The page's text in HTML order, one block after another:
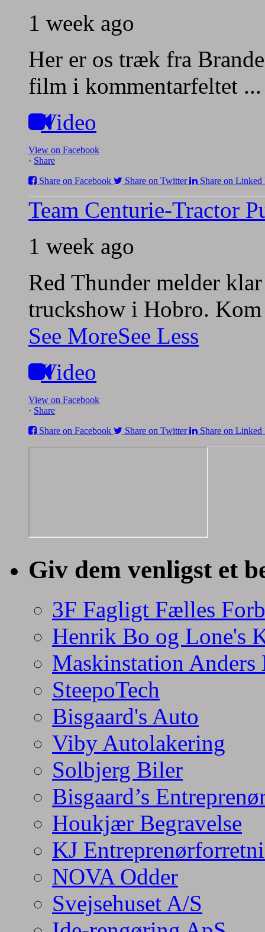
1 week ago
Her er os træk fra
film i kommentarfeltet
Video
View on Facebook
· Share
Share on Facebook
Share on Twitter Share on Linked
Team Centurie-Tractor
1 week ago
Red Thunder melder
truckshow i Hobro.
See MoreSee Less
Video
View on Facebook
· Share
Share on Facebook
Share on Twitter Share on Linked
Giv dem venligst et
3F Fagligt Fælles
Henrik Bo og Lone's
Maskinstation Anders
SteepoTech
Bisgaard's Auto
Viby Autolakering
Solbjerg Biler
Bisgaard’s
Houkjær Begravelse
KJ
NOVA Odder
Svejsehuset A/S